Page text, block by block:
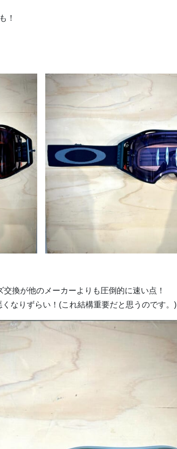
！
換が他のメーカーよりも圧倒的に速い点！
なりずらい！(これ結構重要だと思うのです。)